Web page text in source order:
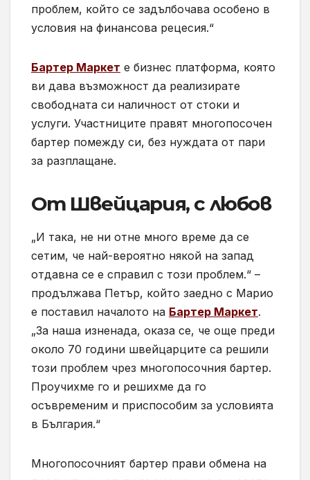
проблем, който се задълбочава особено в
условия на финансова рецесия.“
Бартер Маркет е бизнес платформа, която
ви дава възможност да реализирате
свободната си наличност от стоки и
услуги. Участниците правят многопосочен
бартер помежду си, без нуждата от пари
за разплащане.
От Швейцария, с любов
„И така, не ни отне много време да се
сетим, че най-вероятно някой на запад
отдавна се е справил с този проблем.“ –
продължава Петър, който заедно с Марио
е поставил началото на Бартер Маркет.
„За наша изненада, оказа се, че още преди
около 70 години швейцарците са решили
този проблем чрез многопосочния бартер.
Проучихме го и решихме да го
осъвременим и приспособим за условията
в България.“
Многопосочният бартер прави обмена на